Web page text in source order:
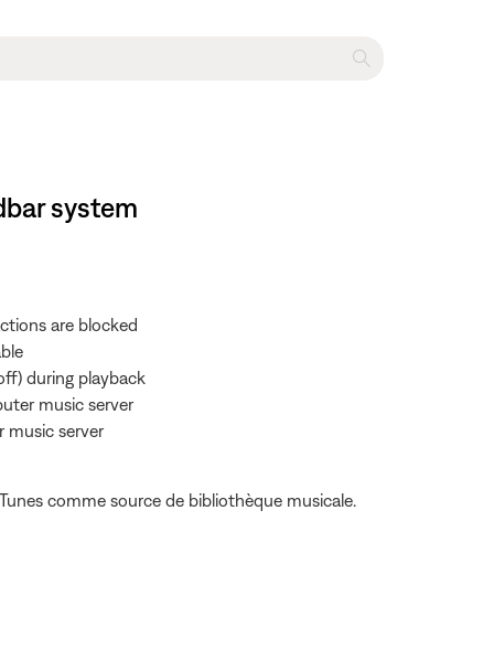
system
are blocked
during playback
music server
music server
comme source de bibliothèque musicale.